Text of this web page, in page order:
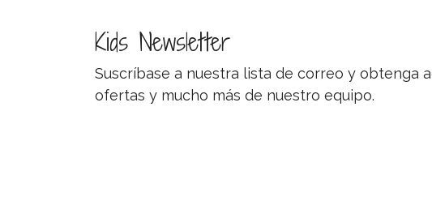
Kids Newsletter
Suscríbase a nuestra lista de correo y obtenga
ofertas y mucho más de nuestro equipo.